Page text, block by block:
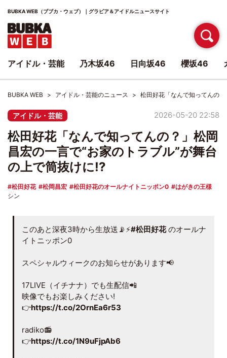
BUBKA WEB（ブブカ・ウェブ）｜グラビア＆アイドルニュースサイト
BUBKA WEB アイドル・芸能のニュース 松田好花「なんで知ってんの
アイドル・芸能 2026-05-20 22:58
松田好花「なんで知ってんの？」松岡
昌宏の一言で“お家のトラブル”が舞台
の上で筒抜けに!?
松田好花 松岡昌宏 松田好花のオールナイトニッポン0
はがきの王様
シン
このあと深夜3時から生放送📡⚡️#松田好花のオールナ
イトニッポン0
スペシャルウィークのお知らせがあります📢
17LIVE（イチナナ）でも生配信📲
映像でもお楽しみください!
👉https://t.co/2OrnEa6r53
radiko📻
👉https://t.co/1N9uFjpAb6
アイドル・芸能 乃木坂46 日向坂46 櫻坂46